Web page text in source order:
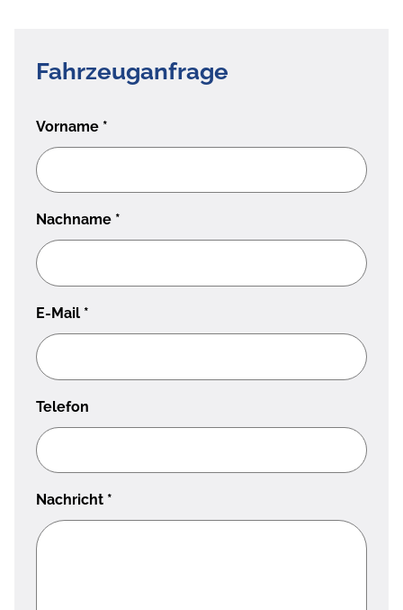
Fahrzeuganfrage
Vorname *
Nachname *
E-Mail *
Telefon
Nachricht *